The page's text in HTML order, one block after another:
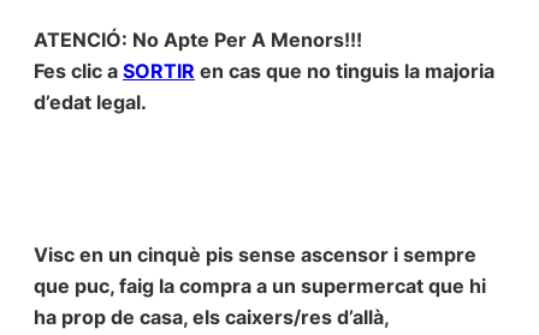
ATENCIÓ: No Apte Per A Menors!!!
Fes clic a SORTIR en cas que no tinguis la majoria
d’edat legal.
Visc en un cinquè pis sense ascensor i sempre
que puc, faig la compra a un supermercat que hi
ha prop de casa, els caixers/res d’allà,